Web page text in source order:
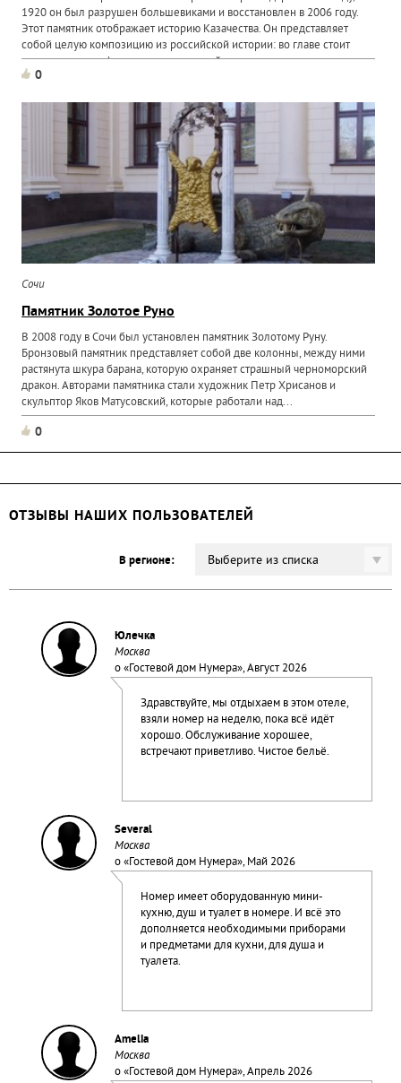
1920 он был разрушен большевиками и восстановлен в 2006 году.
Этот памятник отображает историю Казачества. Он представляет
собой целую композицию из российской истории: во главе стоит
великая царица, фигура и лицо которой исполнены в...
0
Сочи
Памятник Золотое Руно
В 2008 году в Сочи был установлен памятник Золотому Руну.
Бронзовый памятник представляет собой две колонны, между ними
растянута шкура барана, которую охраняет страшный черноморский
дракон. Авторами памятника стали художник Петр Хрисанов и
скульптор Яков Матусовский, которые работали над...
0
ОТЗЫВЫ НАШИХ ПОЛЬЗОВАТЕЛЕЙ
В регионе: Выберите из списка
Юлечка
Москва
о «Гостевой дом Нумера», Август 2026
Здравствуйте, мы отдыхаем в этом отеле,
взяли номер на неделю, пока всё идёт
хорошо. Обслуживание хорошее,
встречают приветливо. Чистое бельё.
Several
Москва
о «Гостевой дом Нумера», Май 2026
Номер имеет оборудованную мини-
кухню, душ и туалет в номере. И всё это
дополняется необходимыми приборами
и предметами для кухни, для душа и
туалета.
Amelia
Москва
о «Гостевой дом Нумера», Апрель 2026